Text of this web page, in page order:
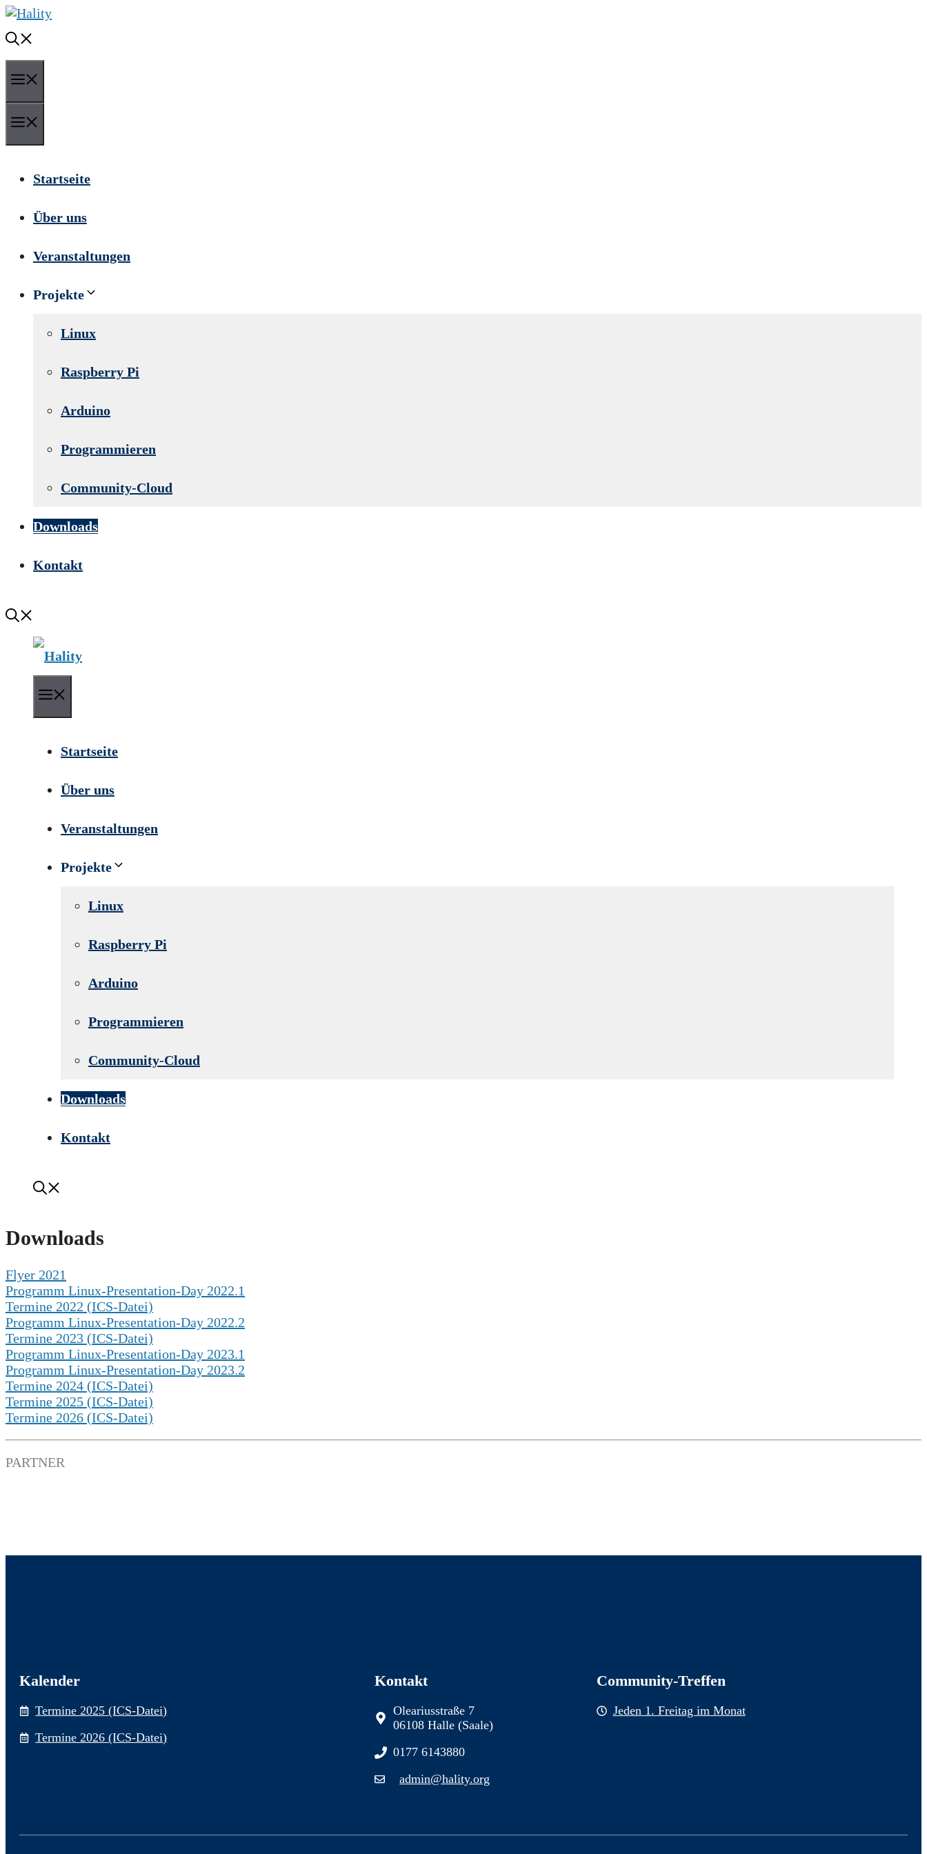
Zum
Inhalt
springen
Startseite
Über uns
Veranstaltungen
Projekte
Linux
Raspberry Pi
Arduino
Programmieren
Community-Cloud
Downloads
Kontakt
Startseite
Über uns
Veranstaltungen
Projekte
Linux
Raspberry Pi
Arduino
Programmieren
Community-Cloud
Downloads
Kontakt
Downloads
Flyer 2021
Programm Linux-Presentation-Day 2022.1
Termine 2022 (ICS-Datei)
Programm Linux-Presentation-Day 2022.2
Termine 2023 (ICS-Datei)
Programm Linux-Presentation-Day 2023.1
Programm Linux-Presentation-Day 2023.2
Termine 2024 (ICS-Datei)
Termine 2025 (ICS-Datei)
Termine 2026 (ICS-Datei)
PARTNER
Kalender
Termine 2025 (ICS-Datei)
Termine 2026 (ICS-Datei)
Kontakt
Oleariusstraße 7
06108 Halle (Saale)
0177 6143880
admin@hality.org
Community-Treffen
Jeden 1. Freitag im Monat